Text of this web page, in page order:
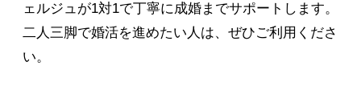
ェルジュが1対1で丁寧に成婚までサポートします。
二人三脚で婚活を進めたい人は、ぜひご利用くださ
い。